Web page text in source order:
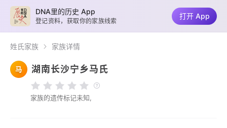
姓氏家族 家族详情
马 湖南长沙宁乡马氏
家族的遗传标记未知,
DNA里的历史 App
登记资料，获取你的家族线索
打开 App